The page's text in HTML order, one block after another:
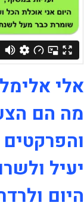
אלי
מה הם
יעיל
היום